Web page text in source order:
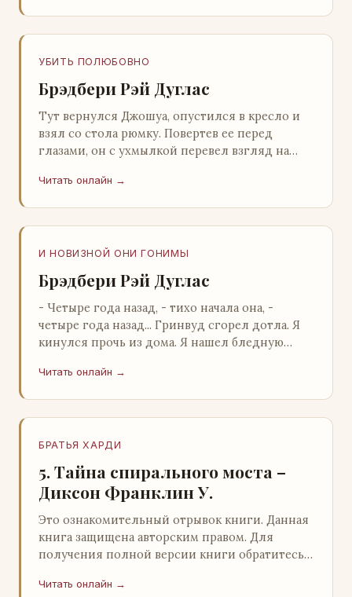
УБИТЬ ПОЛЮБОВНО
Брэдбери Рэй Дуглас
Тут вернулся Джошуа, опустился в кресло и
взял со стола рюмку. Повертев ее перед
глазами, он с ухмылкой перевел взгляд на
видом с…
Читать онлайн →
И НОВИЗНОЙ ОНИ ГОНИМЫ
Брэдбери Рэй Дуглас
- Четыре года назад, - тихо начала она, -
четыре года назад... Гринвуд сгорел дотла. Я
кинулся прочь из дома. Я нашел бледную
Читать онлайн →
БРАТЬЯ ХАРДИ
5. Тайна спирального моста –
Диксон Франклин У.
Это ознакомительный отрывок книги. Данная
книга защищена авторским правом. Для
получения полной версии книги обратитесь к
легального ко…
Читать онлайн →